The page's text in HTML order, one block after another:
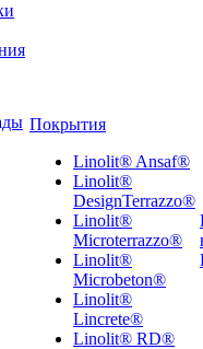
Покрытия
Linolit® Ansaf®
Linolit®
DesignTerrazzo®
Linolit®
Microterrazzo®
Linolit®
Microbeton®
Linolit®
Lincrete®
Linolit® RD®